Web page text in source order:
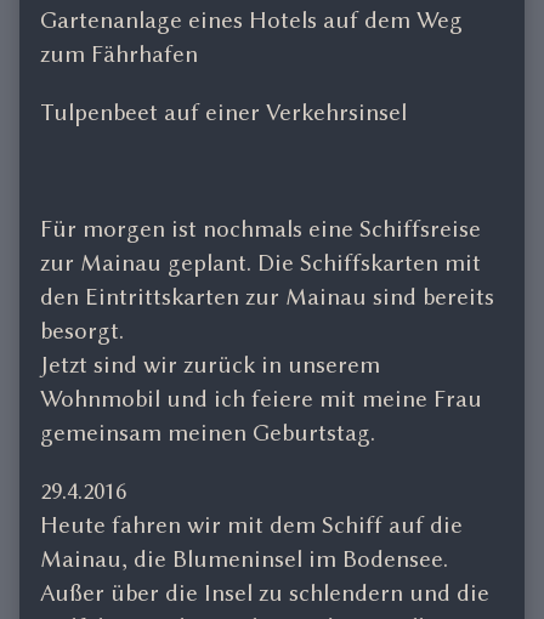
Gartenanlage eines Hotels auf dem Weg
zum Fährhafen
Tulpenbeet auf einer Verkehrsinsel
Für morgen ist nochmals eine Schiffsreise
zur Mainau geplant. Die Schiffskarten mit
den Eintrittskarten zur Mainau sind bereits
besorgt.
Jetzt sind wir zurück in unserem
Wohnmobil und ich feiere mit meine Frau
gemeinsam meinen Geburtstag.
29.4.2016
Heute fahren wir mit dem Schiff auf die
Mainau, die Blumeninsel im Bodensee.
Außer über die Insel zu schlendern und die